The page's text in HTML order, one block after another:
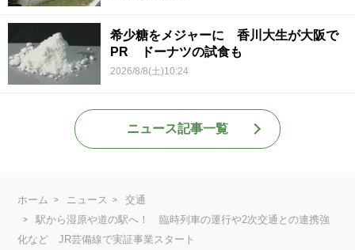
希少糖をメジャーに 香川大生が大阪で
PR ドーナツの試食も
2026/8/8(土)10:24
ニュース記事一覧
ホーム ニュース
交通
駅から湿原や道の駅へ！ 臨時列車の運行や2次交通との連携強
化など JR芸備線で実証事業スタート